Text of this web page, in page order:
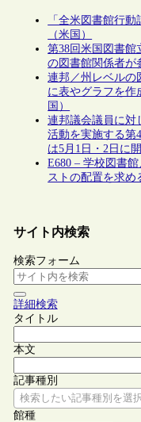
「全米図書館行
（米国）
第38回米国図書館
の図書館関係者が
連邦／州レベルの
に表やグラフを作
国）
連邦議会議員に対
活動を実施する第
は5月1日・2日に
E680 – 学校図書
ストの配置を求め
サイト内検索
検索フォーム
詳細検索
タイトル
本文
記事種別
検索したい記事種別を選
館種